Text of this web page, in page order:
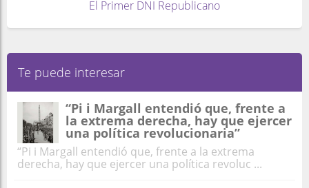
El Primer DNI Republicano
Te puede interesar
“Pi i Margall entendió que, frente a
la extrema derecha, hay que ejercer
una política revolucionaria”
“Pi i Margall entendió que, frente a la extrema
derecha, hay que ejercer una política revoluc ...